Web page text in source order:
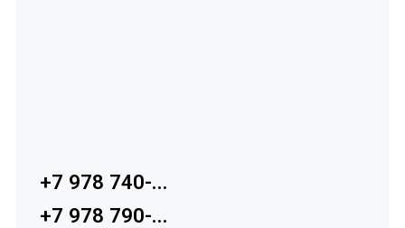
+7 978 740-...
+7 978 790-...